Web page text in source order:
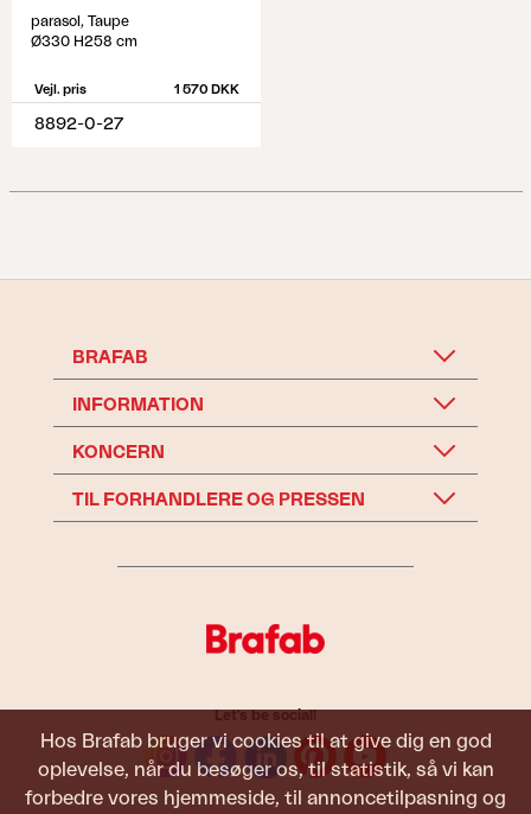
Hos Brafab bruger vi cookies til at give dig en god
oplevelse, når du besøger os, til statistik, så vi kan
forbedre vores hjemmeside, til annoncetilpasning og
parasol, Taupe
Ø330 H258 cm
Vejl. pris 1 570 DKK
8892-0-27
BRAFAB
INFORMATION
KONCERN
TIL FORHANDLERE OG PRESSEN
Let's be social!